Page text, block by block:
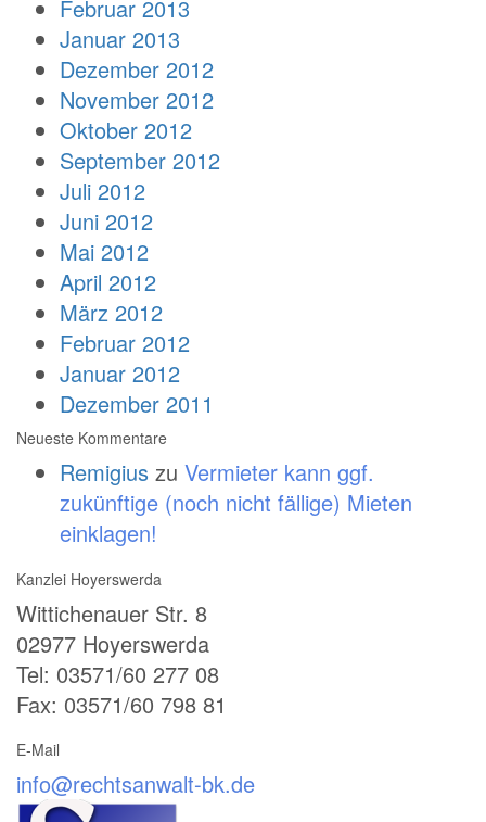
Februar 2013
Januar 2013
Dezember 2012
November 2012
Oktober 2012
September 2012
Juli 2012
Juni 2012
Mai 2012
April 2012
März 2012
Februar 2012
Januar 2012
Dezember 2011
Neueste Kommentare
Remigius zu Vermieter kann ggf.
zukünftige (noch nicht fällige) Mieten
einklagen!
Kanzlei Hoyerswerda
Wittichenauer Str. 8
02977 Hoyerswerda
Tel: 03571/60 277 08
Fax: 03571/60 798 81
E-Mail
info@rechtsanwalt-bk.de